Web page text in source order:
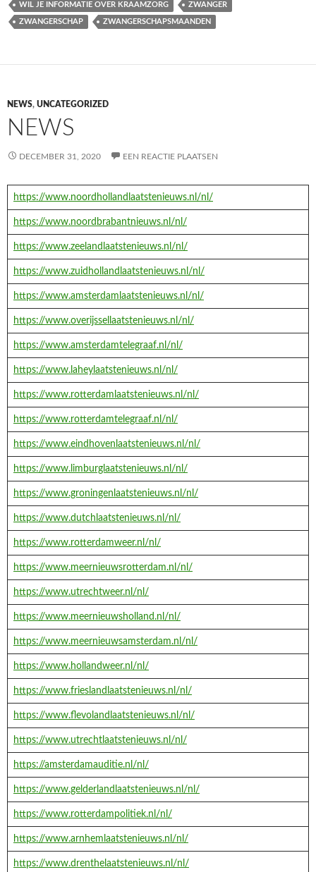
WIL JE INFORMATIE OVER KRAAMZORG ZWANGER
ZWANGERSCHAP ZWANGERSCHAPSMAANDEN
NEWS, UNCATEGORIZED
NEWS
DECEMBER 31, 2020 EEN REACTIE PLAATSEN
https://www.noordhollandlaatstenieuws.nl/nl/
https://www.noordbrabantnieuws.nl/nl/
https://www.zeelandlaatstenieuws.nl/nl/
https://www.zuidhollandlaatstenieuws.nl/nl/
https://www.amsterdamlaatstenieuws.nl/nl/
https://www.overijssellaatstenieuws.nl/nl/
https://www.amsterdamtelegraaf.nl/nl/
https://www.laheylaatstenieuws.nl/nl/
https://www.rotterdamlaatstenieuws.nl/nl/
https://www.rotterdamtelegraaf.nl/nl/
https://www.eindhovenlaatstenieuws.nl/nl/
https://www.limburglaatstenieuws.nl/nl/
https://www.groningenlaatstenieuws.nl/nl/
https://www.dutchlaatstenieuws.nl/nl/
https://www.rotterdamweer.nl/nl/
https://www.meernieuwsrotterdam.nl/nl/
https://www.utrechtweer.nl/nl/
https://www.meernieuwsholland.nl/nl/
https://www.meernieuwsamsterdam.nl/nl/
https://www.hollandweer.nl/nl/
https://www.frieslandlaatstenieuws.nl/nl/
https://www.flevolandlaatstenieuws.nl/nl/
https://www.utrechtlaatstenieuws.nl/nl/
https://amsterdamauditie.nl/nl/
https://www.gelderlandlaatstenieuws.nl/nl/
https://www.rotterdampolitiek.nl/nl/
https://www.arnhemlaatstenieuws.nl/nl/
https://www.drenthelaatstenieuws.nl/nl/